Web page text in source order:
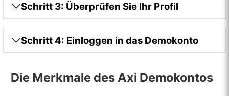
Schritt 3: Überprüfen Sie Ihr Profil
Schritt 4: Einloggen in das Demokonto
Die Merkmale des Axi Demokontos